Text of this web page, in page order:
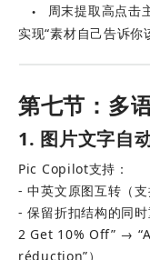
●
周末提取高点击
实现“素材自己告诉你
第七节：多
1. 图片文字自
Pic Copilot支持：
- 中英文原图互转（
- 保留折扣结构的同
2 Get 10% Off” →
réduction”）